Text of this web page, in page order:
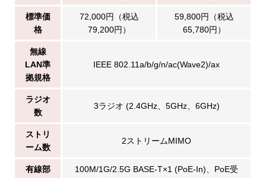
標準価
格
72,000円（税込
79,200円）
59,800円（税込
65,780円）
無線
LAN準
拠規格
IEEE 802.11a/b/g/n/ac(Wave2)/ax
ラジオ
数
3ラジオ (2.4GHz、5GHz、6GHz)
ストリ
ーム数
2ストリームMIMO
有線部
100M/1G/2.5G BASE-T×1 (PoE-In)、PoE受